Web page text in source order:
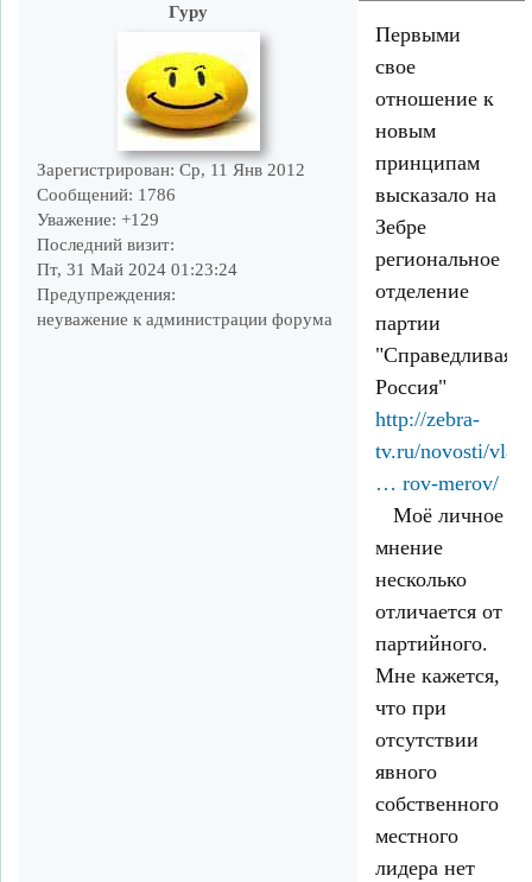
Гуру
Зарегистрирован: Ср, 11 Янв 2012
Сообщений: 1786
Уважение: +129
Последний визит:
Пт, 31 Май 2024 01:23:24
Предупреждения:
неуважение к администрации форума
Первыми
свое
отношение к
новым
принципам
высказало на
Зебре
региональное
отделение
партии
"Справедливая
Россия"
http://zebra-
tv.ru/novosti/
… rov-merov/
Моё личное
мнение
несколько
отличается от
партийного.
Мне кажется,
что при
отсутствии
явного
собственного
местного
лидера нет